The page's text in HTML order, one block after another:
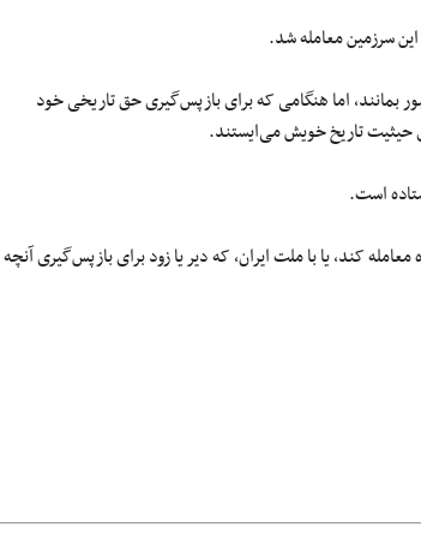
سرزمین معامله شد.
بمانند، اما هنگامی که برای بازپس‌گیری حق تاریخی خود
حیثیت تاریخ خویش می‌ایستند.
است.
کند، یا با ملت ایران، که دیر یا زود برای بازپس‌گیری آنچه